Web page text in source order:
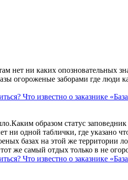
ни каких опозновательных
огороженые заборами где люди
Что известно о заказнике
образом статус
ни одной таблички, где указано
базах на этой же территории
же самый отдых только в не
Что известно о заказнике